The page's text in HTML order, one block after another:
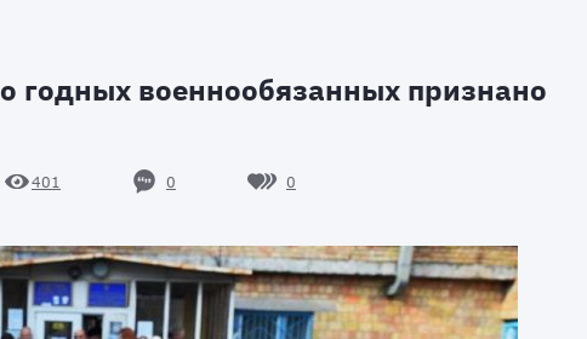
годных военнообязанных признано
401 0 0